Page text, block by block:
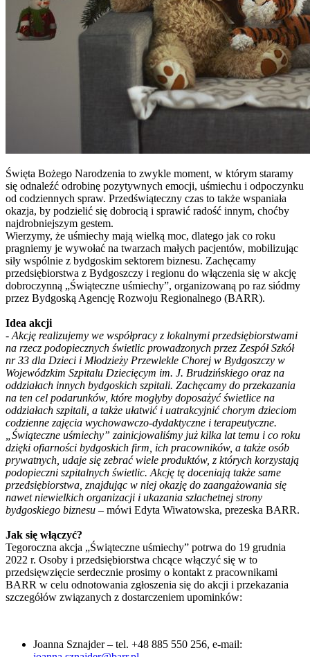
Święta Bożego Narodzenia to zwykle moment, w którym staramy
się odnaleźć odrobinę pozytywnych emocji, uśmiechu i odpoczynku
od codziennych spraw. Przedświąteczny czas to także wspaniała
okazja, by podzielić się dobrocią i sprawić radość innym, choćby
najdrobniejszym gestem.
Wierzymy, że uśmiechy mają wielką moc, dlatego jak co roku
pragniemy je wywołać na twarzach małych pacjentów, mobilizując
siły wspólnie z bydgoskim sektorem biznesu. Zachęcamy
przedsiębiorstwa z Bydgoszczy i regionu do włączenia się w akcję
dobroczynną „Świąteczne uśmiechy”, organizowaną po raz siódmy
przez Bydgoską Agencję Rozwoju Regionalnego (BARR).
Idea akcji
- Akcję realizujemy we współpracy z lokalnymi przedsiębiorstwami
na rzecz podopiecznych świetlic prowadzonych przez Zespół Szkół
nr 33 dla Dzieci i Młodzieży Przewlekle Chorej w Bydgoszczy w
Wojewódzkim Szpitalu Dziecięcym im. J. Brudzińskiego oraz na
oddziałach innych bydgoskich szpitali. Zachęcamy do przekazania
na ten cel podarunków, które mogłyby doposażyć świetlice na
oddziałach szpitali, a także ułatwić i uatrakcyjnić chorym dzieciom
codzienne zajęcia wychowawczo-dydaktyczne i terapeutyczne.
„Świąteczne uśmiechy” zainicjowaliśmy już kilka lat temu i co roku
dzięki ofiarności bydgoskich firm, ich pracowników, a także osób
prywatnych, udaje się zebrać wiele produktów, z których korzystają
podopieczni szpitalnych świetlic. Akcję tę doceniają także same
przedsiębiorstwa, znajdując w niej okazję do zaangażowania się
nawet niewielkich organizacji i ukazania szlachetnej strony
bydgoskiego biznesu – mówi Edyta Wiwatowska, prezeska BARR.
Jak się włączyć?
Tegoroczna akcja „Świąteczne uśmiechy” potrwa do 19 grudnia
2022 r. Osoby i przedsiębiorstwa chcące włączyć się w to
przedsięwzięcie serdecznie prosimy o kontakt z pracownikami
BARR w celu odnotowania zgłoszenia się do akcji i przekazania
szczegółów związanych z dostarczeniem upominków:
Joanna Sznajder – tel. +48 885 550 256, e-mail: